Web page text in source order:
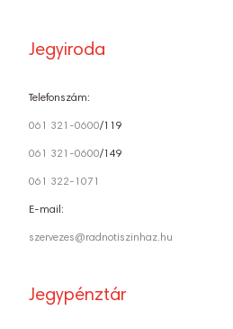
Jegyiroda
Telefonszám:
061 321-0600/119
061 321-0600/149
061 322-1071
E-mail:
szervezes@radnotiszinhaz.hu
Jegypénztár